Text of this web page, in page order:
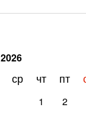
2026
ср чт пт
1 2